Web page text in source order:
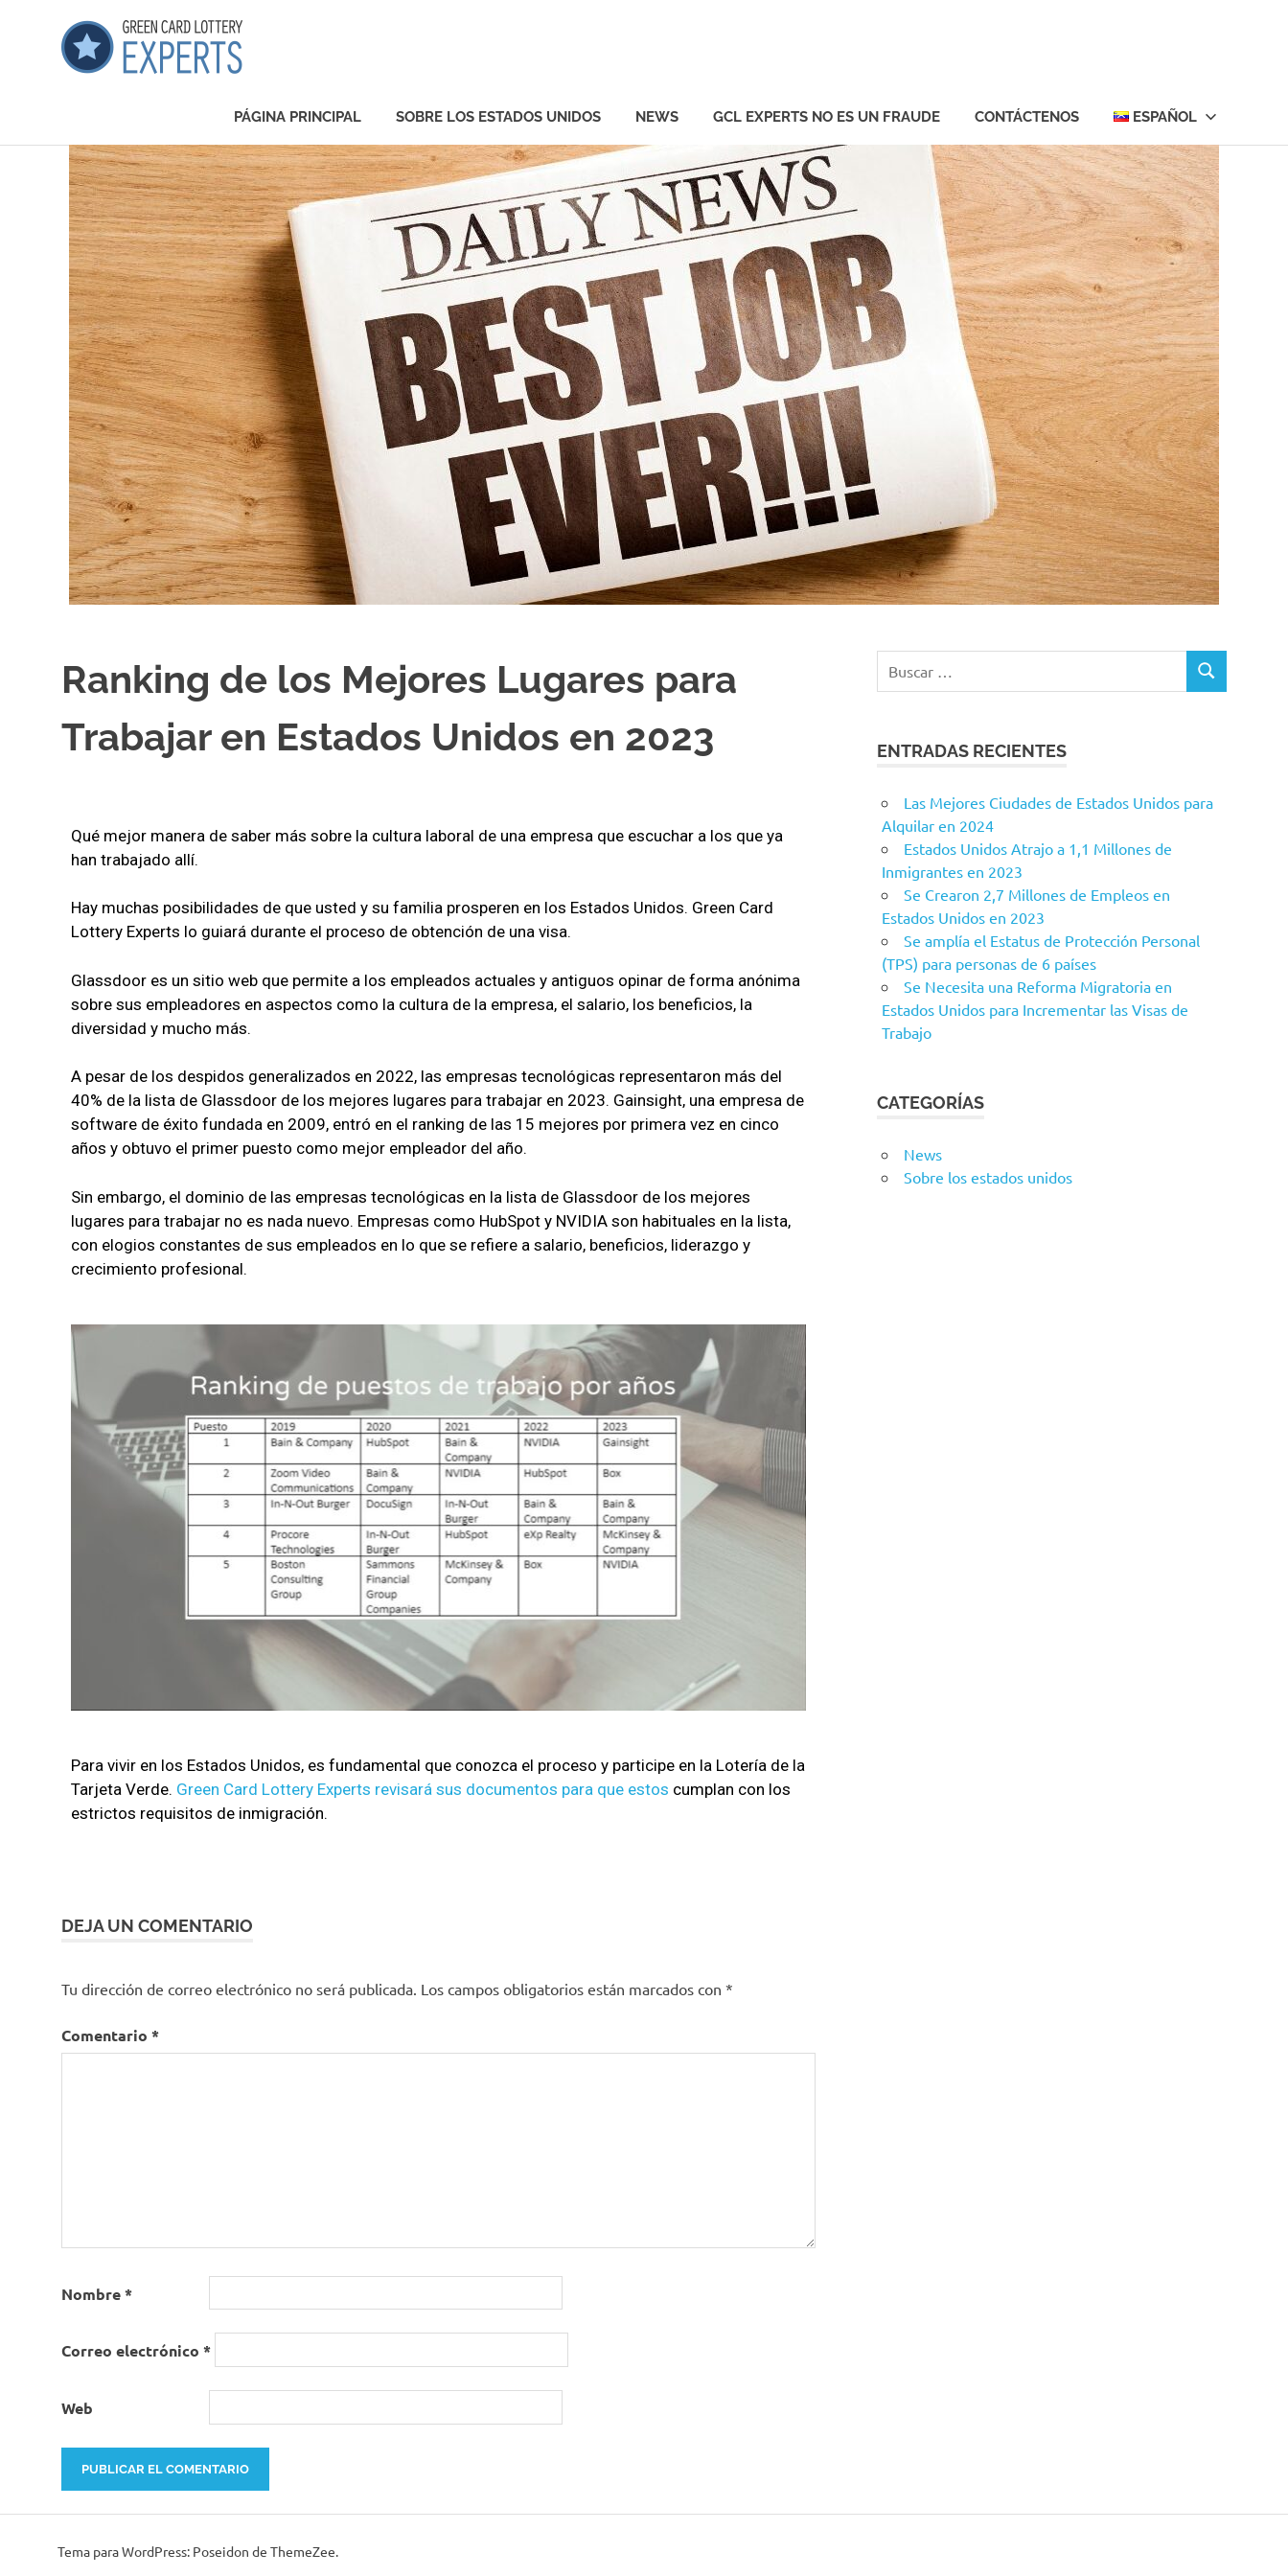
Experts
PÁGINA PRINCIPAL SOBRE LOS ESTADOS UNIDOS NEWS GCL EXPERTS NO ES UN FRAUDE CONTÁCTENOS ESPAÑOL
Ranking de los Mejores Lugares para
Trabajar en Estados Unidos en 2023
Qué mejor manera de saber más sobre la cultura laboral de una empresa que escuchar a los que ya
han trabajado allí.
Hay muchas posibilidades de que usted y su familia prosperen en los Estados Unidos. Green Card
Lottery Experts lo guiará durante el proceso de obtención de una visa.
Glassdoor es un sitio web que permite a los empleados actuales y antiguos opinar de forma anónima
sobre sus empleadores en aspectos como la cultura de la empresa, el salario, los beneficios, la
diversidad y mucho más.
A pesar de los despidos generalizados en 2022, las empresas tecnológicas representaron más del
40% de la lista de Glassdoor de los mejores lugares para trabajar en 2023. Gainsight, una empresa de
software de éxito fundada en 2009, entró en el ranking de las 15 mejores por primera vez en cinco
años y obtuvo el primer puesto como mejor empleador del año.
Sin embargo, el dominio de las empresas tecnológicas en la lista de Glassdoor de los mejores
lugares para trabajar no es nada nuevo. Empresas como HubSpot y NVIDIA son habituales en la lista,
con elogios constantes de sus empleados en lo que se refiere a salario, beneficios, liderazgo y
crecimiento profesional.
Para vivir en los Estados Unidos, es fundamental que conozca el proceso y participe en la Lotería de la
Tarjeta Verde. Green Card Lottery Experts revisará sus documentos para que estos cumplan con los
estrictos requisitos de inmigración.
DEJA UN COMENTARIO
Tu dirección de correo electrónico no será publicada. Los campos obligatorios están marcados con *
Comentario *
Nombre*
Correo electrónico *
Web
ENTRADAS RECIENTES
Las Mejores Ciudades de Estados Unidos para
Alquilar en 2024
Estados Unidos Atrajo a 1,1 Millones de
Inmigrantes en 2023
Se Crearon 2,7 Millones de Empleos en
Estados Unidos en 2023
Se amplía el Estatus de Protección Personal
(TPS) para personas de 6 países
Se Necesita una Reforma Migratoria en
Estados Unidos para Incrementar las Visas de
Trabajo
CATEGORÍAS
News
Sobre los estados unidos
Tema para WordPress: Poseidon de ThemeZee.